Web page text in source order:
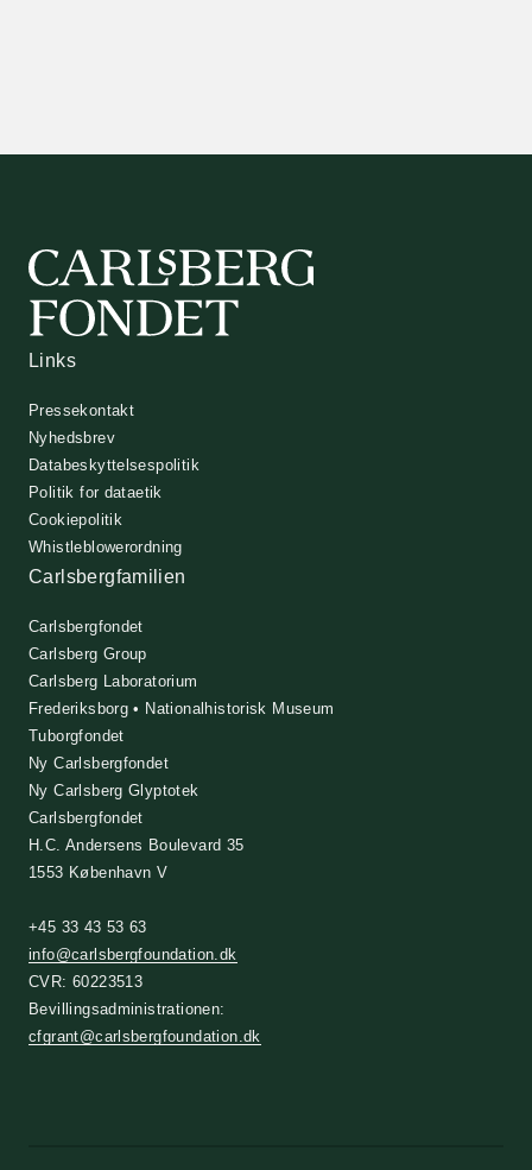
Links
Pressekontakt
Nyhedsbrev
Databeskyttelsespolitik
Politik for dataetik
Cookiepolitik
Whistleblowerordning
Carlsbergfamilien
Carlsbergfondet
Carlsberg Group
Carlsberg Laboratorium
Frederiksborg • Nationalhistorisk Museum
Tuborgfondet
Ny Carlsbergfondet
Ny Carlsberg Glyptotek
Carlsbergfondet
H.C. Andersens Boulevard 35
1553 København V
+45 33 43 53 63
info@carlsbergfoundation.dk
CVR: 60223513
Bevillingsadministrationen:
cfgrant@carlsbergfoundation.dk